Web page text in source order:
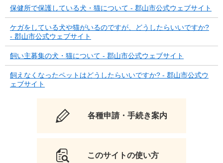
保健所で保護している犬・猫について - 郡山市公式ウェブサイト
ケガをしている犬や猫がいるのですが、どうしたらいいですか?
- 郡山市公式ウェブサイト
飼い主募集の犬・猫について - 郡山市公式ウェブサイト
飼えなくなったペットはどうしたらいいですか? - 郡山市公式ウ
ェブサイト
各種申請・手続き案内
このサイトの使い方